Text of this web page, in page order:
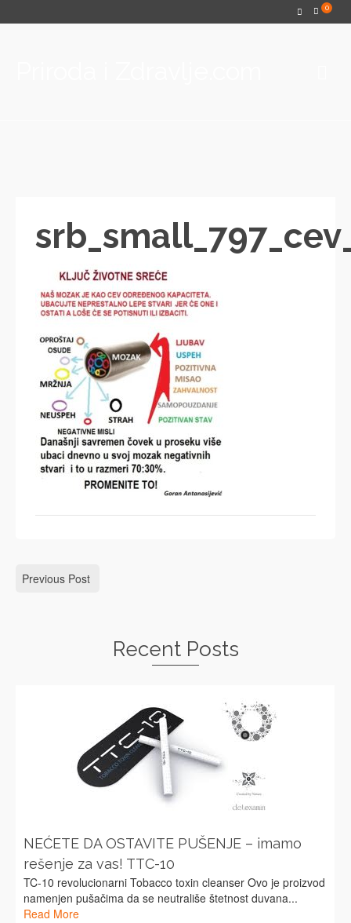
0
Previous Post
Recent Posts
NEĆETE DA OSTAVITE PUŠENJE – imamo
rešenje za vas! TTC-10
TC-10 revolucionarni Tobacco toxin cleanser Ovo je proizvod
namenjen pušačima da se neutrališe štetnost duvana...
Read More